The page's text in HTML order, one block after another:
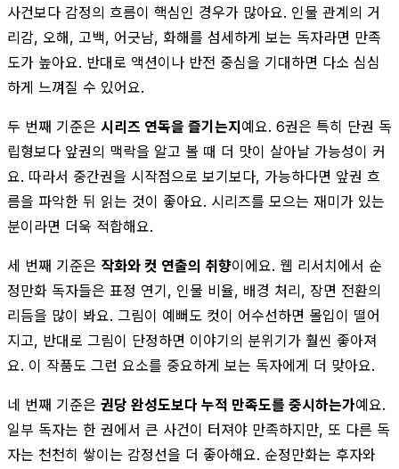
사건보다 감정의 흐름이 핵심인 경우가 많아요. 인물 관계의 거
리감, 오해, 고백, 어긋남, 화해를 섬세하게 보는 독자라면 만족
도가 높아요. 반대로 액션이나 반전 중심을 기대하면 다소 심심
하게 느껴질 수 있어요.
두 번째 기준은 시리즈 연독을 즐기는지예요. 6권은 특히 단권 독
립형보다 앞권의 맥락을 알고 볼 때 더 맛이 살아날 가능성이 커
요. 따라서 중간권을 시작점으로 보기보다, 가능하다면 앞권 흐
름을 파악한 뒤 읽는 것이 좋아요. 시리즈를 모으는 재미가 있는
분이라면 더욱 적합해요.
세 번째 기준은 작화와 컷 연출의 취향이에요. 웹 리서치에서 순
정만화 독자들은 표정 연기, 인물 비율, 배경 처리, 장면 전환의
리듬을 많이 봐요. 그림이 예뻐도 컷이 어수선하면 몰입이 떨어
지고, 반대로 그림이 단정하면 이야기의 분위기가 훨씬 좋아져
요. 이 작품도 그런 요소를 중요하게 보는 독자에게 더 맞아요.
네 번째 기준은 권당 완성도보다 누적 만족도를 중시하는가예요.
일부 독자는 한 권에서 큰 사건이 터져야 만족하지만, 또 다른 독
자는 천천히 쌓이는 감정선을 더 좋아해요. 순정만화는 후자와